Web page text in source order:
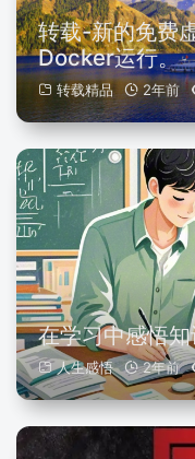
转载-新的免费
Docker运行。
转载精品 2年前
在学习中感悟
人生感悟 2年前